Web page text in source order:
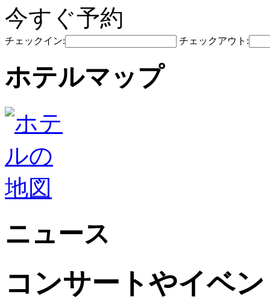
今すぐ予約
チェックイン: チェックアウト:
ホテルマップ
ニュース
コンサートやイベ